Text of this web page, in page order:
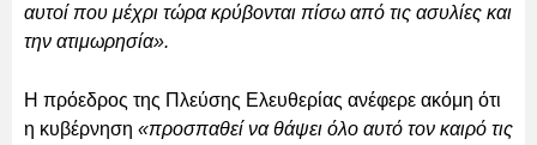
αυτοί που μέχρι τώρα κρύβονται πίσω από τις ασυλίες και
την ατιμωρησία».
Η πρόεδρος της Πλεύσης Ελευθερίας ανέφερε ακόμη ότι
η κυβέρνηση «προσπαθεί να θάψει όλο αυτό τον καιρό τις